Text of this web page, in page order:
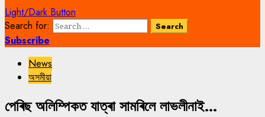
Light/Dark Button
Search for:
Subscribe
News
অসমীয়া
পেৰিছ অলিম্পিকত যাত্ৰা সামৰিলে লাভলীনাই…